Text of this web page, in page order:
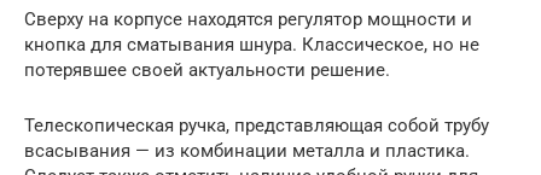
Сверху на корпусе находятся регулятор мощности и
кнопка для сматывания шнура. Классическое, но не
потерявшее своей актуальности решение.
Телескопическая ручка, представляющая собой трубу
всасывания — из комбинации металла и пластика.